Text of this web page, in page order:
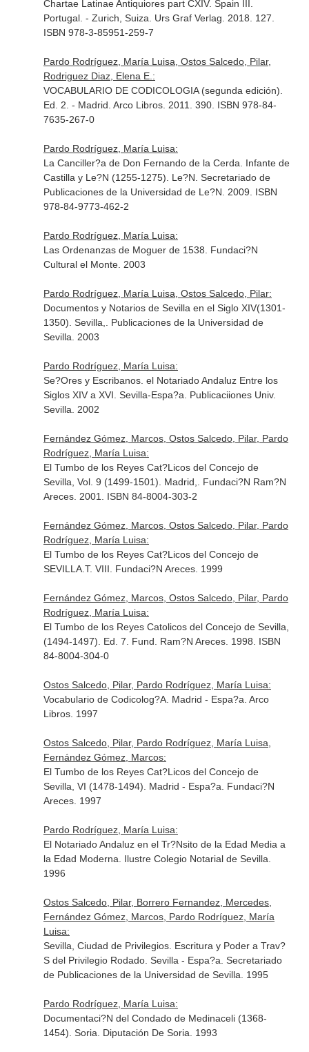
Chartae Latinae Antiquiores part CXIV. Spain III.
Portugal. - Zurich, Suiza. Urs Graf Verlag. 2018. 127.
ISBN 978-3-85951-259-7
Pardo Rodríguez, María Luisa, Ostos Salcedo, Pilar,
Rodriguez Diaz, Elena E.:
VOCABULARIO DE CODICOLOGIA (segunda edición).
Ed. 2. - Madrid. Arco Libros. 2011. 390. ISBN 978-84-
7635-267-0
Pardo Rodríguez, María Luisa:
La Canciller?a de Don Fernando de la Cerda. Infante de
Castilla y Le?N (1255-1275). Le?N. Secretariado de
Publicaciones de la Universidad de Le?N. 2009. ISBN
978-84-9773-462-2
Pardo Rodríguez, María Luisa:
Las Ordenanzas de Moguer de 1538. Fundaci?N
Cultural el Monte. 2003
Pardo Rodríguez, María Luisa, Ostos Salcedo, Pilar:
Documentos y Notarios de Sevilla en el Siglo XIV(1301-
1350). Sevilla,. Publicaciones de la Universidad de
Sevilla. 2003
Pardo Rodríguez, María Luisa:
Se?Ores y Escribanos. el Notariado Andaluz Entre los
Siglos XIV a XVI. Sevilla-Espa?a. Publicaciiones Univ.
Sevilla. 2002
Fernández Gómez, Marcos, Ostos Salcedo, Pilar, Pardo
Rodríguez, María Luisa:
El Tumbo de los Reyes Cat?Licos del Concejo de
Sevilla, Vol. 9 (1499-1501). Madrid,. Fundaci?N Ram?N
Areces. 2001. ISBN 84-8004-303-2
Fernández Gómez, Marcos, Ostos Salcedo, Pilar, Pardo
Rodríguez, María Luisa:
El Tumbo de los Reyes Cat?Licos del Concejo de
SEVILLA.T. VIII. Fundaci?N Areces. 1999
Fernández Gómez, Marcos, Ostos Salcedo, Pilar, Pardo
Rodríguez, María Luisa:
El Tumbo de los Reyes Catolicos del Concejo de Sevilla,
(1494-1497). Ed. 7. Fund. Ram?N Areces. 1998. ISBN
84-8004-304-0
Ostos Salcedo, Pilar, Pardo Rodríguez, María Luisa:
Vocabulario de Codicolog?A. Madrid - Espa?a. Arco
Libros. 1997
Ostos Salcedo, Pilar, Pardo Rodríguez, María Luisa,
Fernández Gómez, Marcos:
El Tumbo de los Reyes Cat?Licos del Concejo de
Sevilla, VI (1478-1494). Madrid - Espa?a. Fundaci?N
Areces. 1997
Pardo Rodríguez, María Luisa:
El Notariado Andaluz en el Tr?Nsito de la Edad Media a
la Edad Moderna. Ilustre Colegio Notarial de Sevilla.
1996
Ostos Salcedo, Pilar, Borrero Fernandez, Mercedes,
Fernández Gómez, Marcos, Pardo Rodríguez, María
Luisa:
Sevilla, Ciudad de Privilegios. Escritura y Poder a Trav?
S del Privilegio Rodado. Sevilla - Espa?a. Secretariado
de Publicaciones de la Universidad de Sevilla. 1995
Pardo Rodríguez, María Luisa:
Documentaci?N del Condado de Medinaceli (1368-
1454). Soria. Diputación De Soria. 1993